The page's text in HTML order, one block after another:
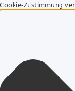
Cookie-Zustimmung